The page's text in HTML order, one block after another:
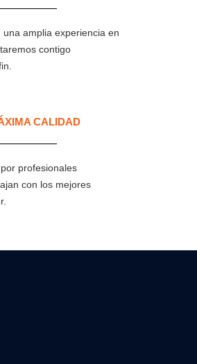
amplia experiencia en
contigo
CALIDAD
profesionales
con los mejores